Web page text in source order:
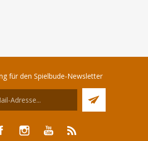
für den Spielbude-Newsletter